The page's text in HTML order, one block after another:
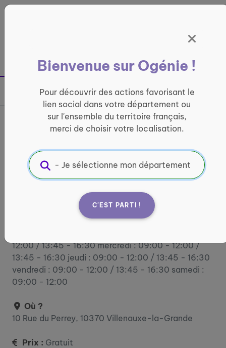
France entière
Bienvenue sur Ogénie !
Pour découvrir des actions favorisant le
lien social dans votre département ou
sur l'ensemble du territoire français,
merci de choisir votre localisation.
C'EST PARTI !
Partager sur
France services La Poste de
Villenauxe-la-Grande
INFORMATIQUE ET ACCÈS AUX DROITS
Informations pratiques :
12:00 / 13:45 - 16:30 mercredi : 09:00 - 12:00 /
13:45 - 16:30 jeudi : 09:00 - 12:00 / 13:45 - 16:30
vendredi : 09:00 - 12:00 / 13:45 - 16:30 samedi :
09:00 - 12:00
Où ?
10 Rue du Perrey, 10370 Villenauxe-la-Grande
Prix : Gratuit
Panneau de gestion des cookies